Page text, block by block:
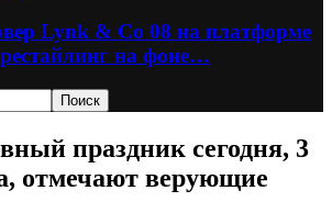
Lynk & Co 08 на платформе
на фоне…
праздник сегодня, 3
отмечают верующие